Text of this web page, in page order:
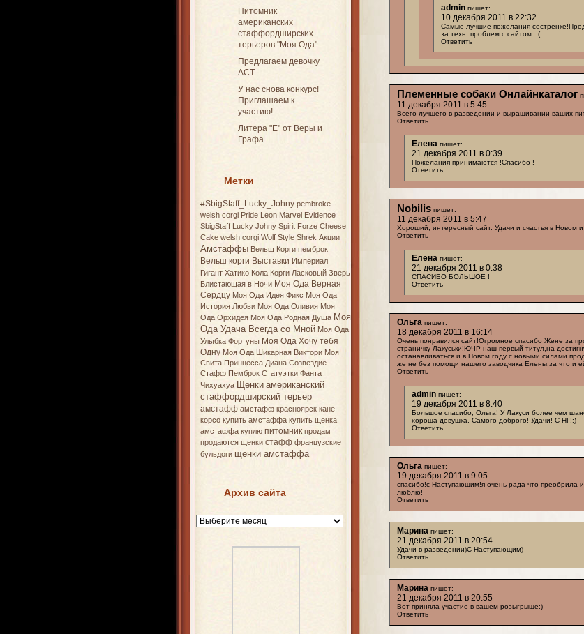
Питомник
американских
стаффордширских
терьеров "Моя Ода"
Предлагаем девочку
АСТ
У нас снова конкурс!
Приглашаем к
участию!
Литера "Е" от Веры и
Графа
Метки
#SbigStaff_Lucky_Johny pembroke
welsh corgi Pride Leon Marvel Evidence
SbigStaff Lucky Johny Spirit Forze Cheese
Cake welsh corgi Wolf Style Shrek Акции
Амстаффы Вельш Корги пемброк
Вельш корги Выставки Империал
Гигант Хатико Кола Корги Ласковый Зверь
Блистающая в Ночи Моя Ода Верная
Сердцу Моя Ода Идея Фикс Моя Ода
История Любви Моя Ода Оливия Моя
Ода Орхидея Моя Ода Родная Душа Моя
Ода Удача Всегда со Мной Моя Ода
Улыбка Фортуны Моя Ода Хочу тебя
Одну Моя Ода Шикарная Виктори Моя
Свита Принцесса Диана Созвездие
Стафф Пемброк Статуэтки Фанта
Чихуахуа Щенки американский
стаффордширский терьер
амстафф амстафф красноярск кане
корсо купить амстаффа купить щенка
амстаффа куплю питомник продам
продаются щенки стафф французские
бульдоги щенки амстаффа
Архив сайта
admin пишет:
10 декабря 2011 в 22:32
Самые лучшие пожелания
за техн. проблем с сайтом. :(
Ответить
Племенные собаки Онлайнкаталог
11 декабря 2011 в 5:45
Всего лучшего в разведении и выращивании ваших
Ответить
Елена пишет:
21 декабря 2011 в 0:39
Пожелания принимаются !Спасибо !
Ответить
Nobilis пишет:
11 декабря 2011 в 5:47
Хороший, интересный сайт. Удачи и счастья в Новом
Ответить
Елена пишет:
21 декабря 2011 в 0:38
СПАСИБО БОЛЬШОЕ !
Ответить
Ольга пишет:
18 декабря 2011 в 16:14
Очень понравился сайт!Огромное спасибо Жене за
страничку Лакуськи!ЮЧР-наш первый титул,на
останавливаться и в Новом году с новыми силами
же не без помощи нашего заводчика Елены,за что и
Ответить
admin пишет:
19 декабря 2011 в 8:40
Большое спасибо, Ольга! У Лакуси более чем
хороша девушка. Самого доброго! Удачи! С НГ!:)
Ответить
Ольга пишет:
19 декабря 2011 в 9:05
спасибо!с Наступающим!я очень рада что преобрила
люблю!
Ответить
Марина пишет:
21 декабря 2011 в 20:54
Удачи в разведении)С Наступающим)
Ответить
Марина пишет:
21 декабря 2011 в 20:55
Вот приняла участие в вашем розыгрыше:)
Ответить